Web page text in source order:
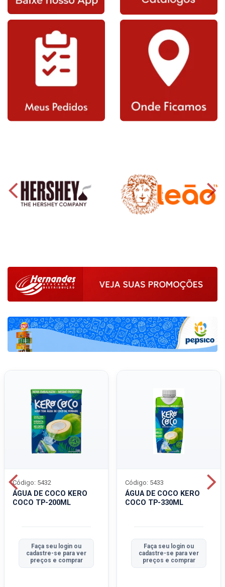
ÁGUA DE COCO KERO
COCO TP-200ML
Código: 5432
Faça seu login ou
cadastre-se para ver
preços e comprar
ÁGUA DE COCO KERO
COCO TP-330ML
Código: 5433
Faça seu login ou
cadastre-se para ver
preços e comprar